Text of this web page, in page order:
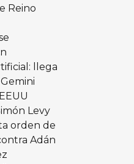
Reino
llega
Levy
orden de
Adán